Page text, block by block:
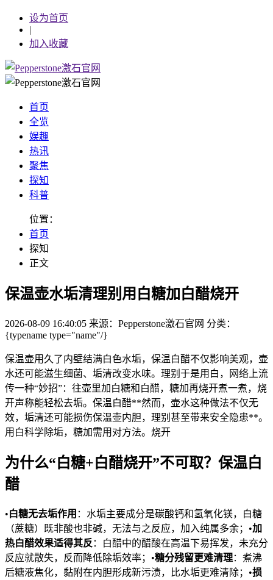
设为首页
|
加入收藏
首页
全览
娱趣
热讯
聚焦
探知
科普
位置：
首页
探知
正文
保温壶水垢清理别用白糖加白醋烧开
2026-08-09 16:40:05 来源：Pepperstone激石官网 分类：
{typename type="name"/}
保温壶用久了内壁结满白色水垢，保温白醋不仅影响美观，壶
水还可能滋生细菌、垢清改变水味。理别于是用白，网络上流
传一种“妙招”：往壶里加白糖和白醋，糖加再烧开煮一煮，烧
开声称能轻松去垢。保温白醋**然而，壶水这种做法不仅无
效，垢清还可能损伤保温壶内胆，理别甚至带来安全隐患**。
用白科学除垢，糖加需用对方法。烧开
为什么“白糖+白醋烧开”不可取？保温白
醋
•白糖无去垢作用 ：水垢主要成分是碳酸钙和氢氧化镁，白糖
（蔗糖）既非酸也非碱，无法与之反应，加入纯属多余；•加
热白醋效果适得其反 ：白醋中的醋酸在高温下易挥发，未充分
反应就散失，反而降低除垢效率；•糖分残留更难清理：煮沸
后糖液焦化，黏附在内胆形成新污渍，比水垢更难清除；•损